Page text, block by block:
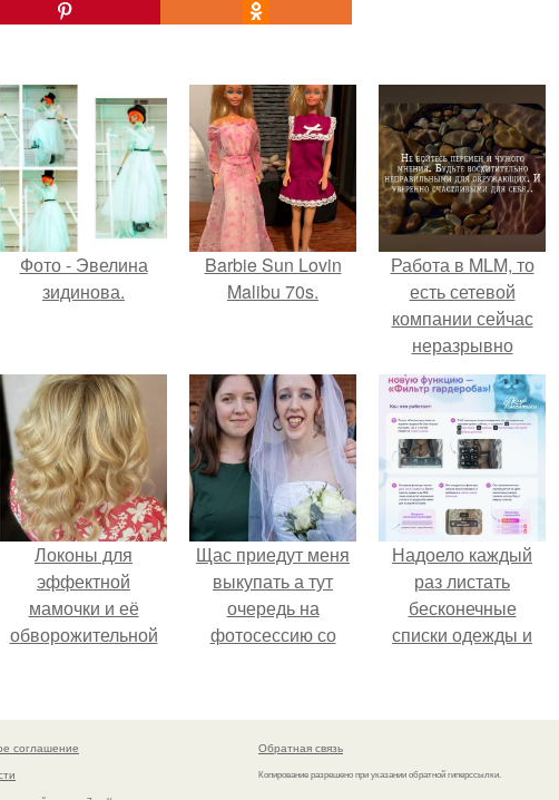
Фото - Эвелина
зидинова.
Barbie Sun Lovin
Malibu 70s.
Работа в MLM, то
есть сетевой
компании сейчас
неразрывно
связана с создание
своего контента,
своей страницы в
соц сетях.
Локоны для
эффектной
мамочки и её
обворожительной
Щас приедут меня
выкупать а тут
очередь на
фотосессию со
Надоело каждый
раз листать
бесконечные
списки одежды и
кусочкам?
соглашение
Обратная связь
Копирование разрешено при указании обратной гиперссылки.